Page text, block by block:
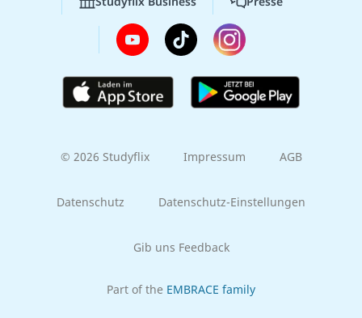
© 2026 Studyflix Impressum AGB
Datenschutz Datenschutz-Einstellungen
Gib uns Feedback
Part of the EMBRACE family